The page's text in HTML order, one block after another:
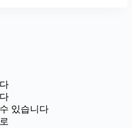
있습니다